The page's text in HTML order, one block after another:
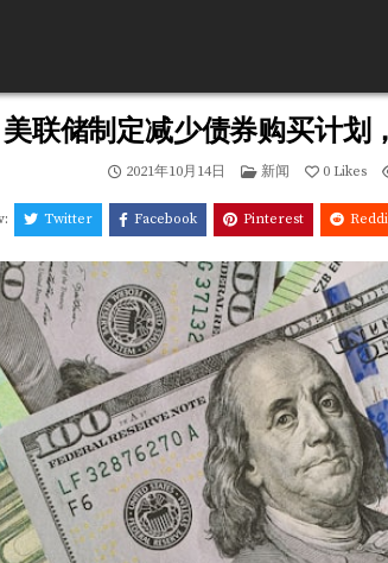
美联储制定减少债券购买计划
2021年10月14日
Posted
新闻 0Likes
Twitter Facebook Pinterest